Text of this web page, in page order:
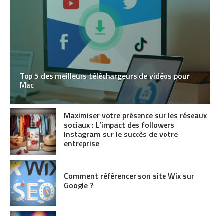
Top 5 des meilleurs téléchargeurs de vidéos pour
Mac
Maximiser votre présence sur les réseaux
sociaux : L’impact des followers
Instagram sur le succès de votre
entreprise
Comment référencer son site Wix sur
Google ?